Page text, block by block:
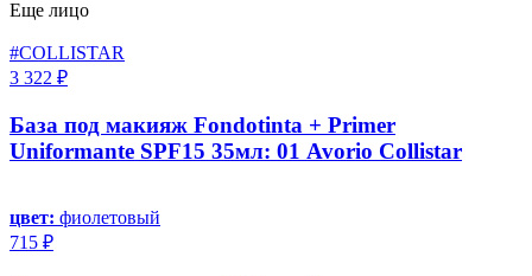
Еще лицо
#COLLISTAR
3 322 ₽
База под макияж Fondotinta + Primer
Uniformante SPF15 35мл: 01 Avorio Collistar
цвет: фиолетовый
715 ₽